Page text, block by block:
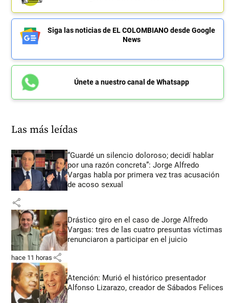
Siga las noticias de EL COLOMBIANO desde Google
News
Únete a nuestro canal de Whatsapp
Las más leídas
“Guardé un silencio doloroso; decidí hablar
por una razón concreta”: Jorge Alfredo
Vargas habla por primera vez tras acusación
de acoso sexual
share
Drástico giro en el caso de Jorge Alfredo
Vargas: tres de las cuatro presuntas víctimas
renunciaron a participar en el juicio
hace 11 horas share
Atención: Murió el histórico presentador
Alfonso Lizarazo, creador de Sábados Felices